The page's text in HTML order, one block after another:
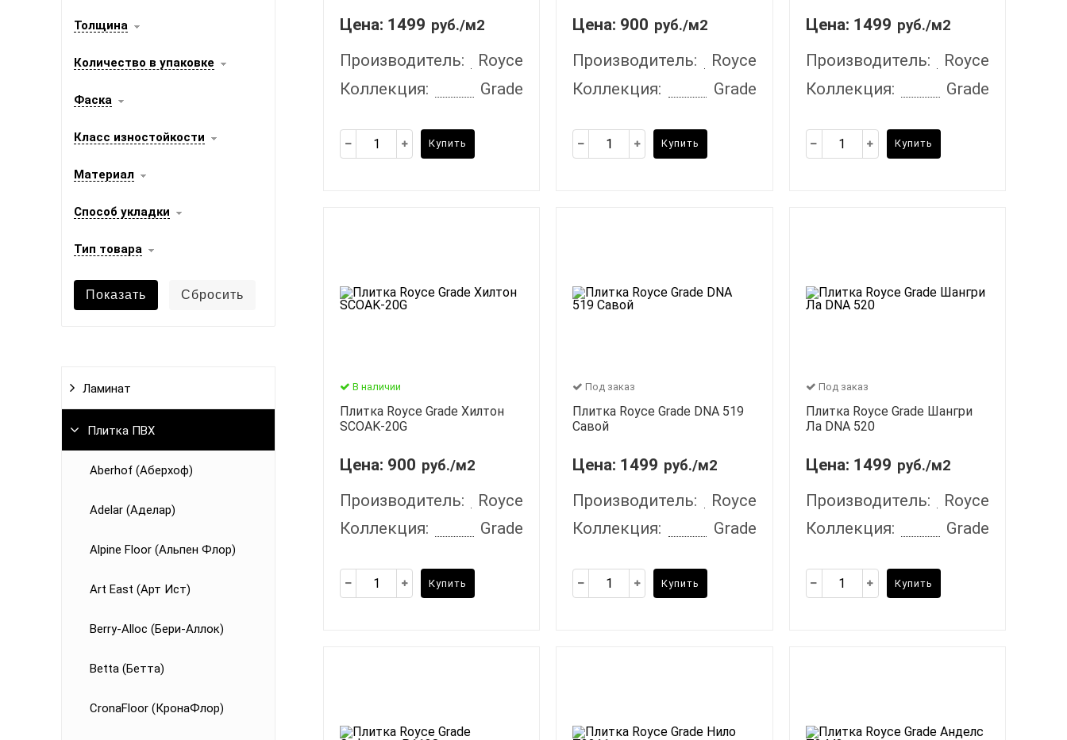
Толщина
Количество в упаковке
Фаска
Класс изностойкости
Материал
Способ укладки
Тип товара
Ламинат
Плитка ПВХ
Aberhof (Аберхоф)
Adelar (Аделар)
Alpine Floor (Альпен Флор)
Art East (Арт Ист)
Berry-Alloc (Бери-Аллок)
Betta (Бетта)
CronaFloor (КронаФлор)
Цена: 1499 руб./м2
Производитель:
Royce
Коллекция:
Grade
Купить
Цена: 900 руб./м2
Производитель:
Royce
Коллекция:
Grade
Купить
Цена: 1499 руб./м2
Производитель:
Royce
Коллекция:
Grade
Купить
В наличии
Плитка Royce Grade Хилтон
SCOAK-20G
Цена: 900 руб./м2
Производитель:
Royce
Коллекция:
Grade
Купить
Под заказ
Плитка Royce Grade DNA 519
Савой
Цена: 1499 руб./м2
Производитель:
Royce
Коллекция:
Grade
Купить
Под заказ
Плитка Royce Grade Шангри
Ла DNA 520
Цена: 1499 руб./м2
Производитель:
Royce
Коллекция:
Grade
Купить